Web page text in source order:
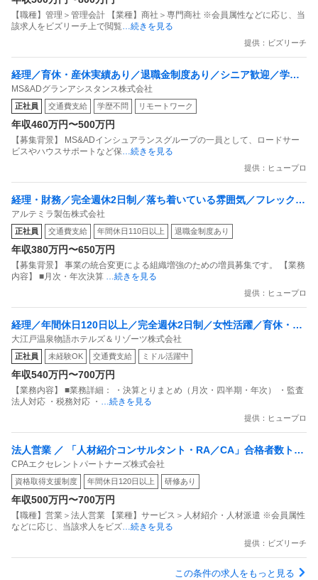
【職種】管理＞管理会計 【業種】商社＞専門商社 ※会員属性などに応じ、当
該求人をビズリーチ上で閲覧…続きを見る
提供：ビズリーチ
経理／育休・産休実績あり／退職金制度あり／シニア歓迎／学歴
不問／経験者優遇／資格受験者歓迎／リモートワーク可能／完全
週休2日制／年間休日120日以上／服装自由／残業少なめ／研修充
実／落ち着いている雰囲気／エージェントおすすめ求人／急募求
人
MS&ADグランアシスタンス株式会社
正社員 交通費支給 学歴不問 リモートワーク
年収460万円〜500万円
【募集背景】 MS&ADインシュアランスグループの一員として、ロードサー
ビスやハウスサポートなど保…続きを見る
提供：ヒュープロ
経理・財務／完全週休2日制／落ち着いている雰囲気／フレックス
制度あり／年間休日120日以上
アルテミラ製缶株式会社
正社員 交通費支給 年間休日110日以上 退職金制度あり
年収380万円〜650万円
【募集背景】 事業の統合変更による組織増強のための増員募集です。 【業務
内容】 ■月次・年次決算 …続きを見る
提供：ヒュープロ
経理／年間休日120日以上／完全週休2日制／女性活躍／育休・産
休実績あり／管理職・マネージャー／経験者優遇
大江戸温泉物語ホテルズ＆リゾーツ株式会社
正社員 未経験OK 交通費支給 ミドル活躍中
年収540万円〜700万円
【業務内容】 ■業務詳細： ・決算とりまとめ（月次・四半期・年次） ・監査
法人対応 ・税務対応 ・ …続きを見る
提供：ヒュープロ
法人営業 ／ 「人材紹介コンサルタント・RA／CA」合格者数トッ
プクラスのCPA会計学院が経営母体
CPAエクセレントパートナーズ株式会社
資格取得支援制度 年間休日120日以上 研修あり
年収500万円〜700万円
【職種】営業＞法人営業 【業種】サービス＞人材紹介・人材派遣 ※会員属性
などに応じ、当該求人をビズ…続きを見る
提供：ビズリーチ
この条件の求人をもっと見る